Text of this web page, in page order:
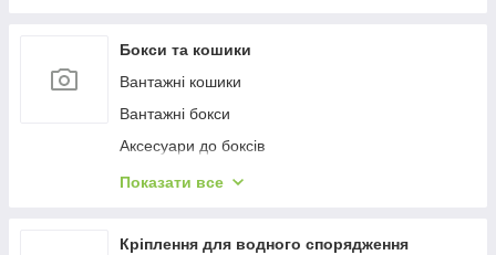
Бокси та кошики
Вантажні кошики
Вантажні бокси
Аксесуари до боксів
Палатки на дах
Бокси на фаркоп
Показати все
Кріплення для водного спорядження